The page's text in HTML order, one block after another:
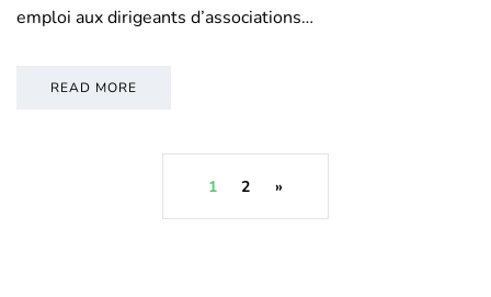
emploi aux dirigeants d’associations…
READ MORE
1 2 »